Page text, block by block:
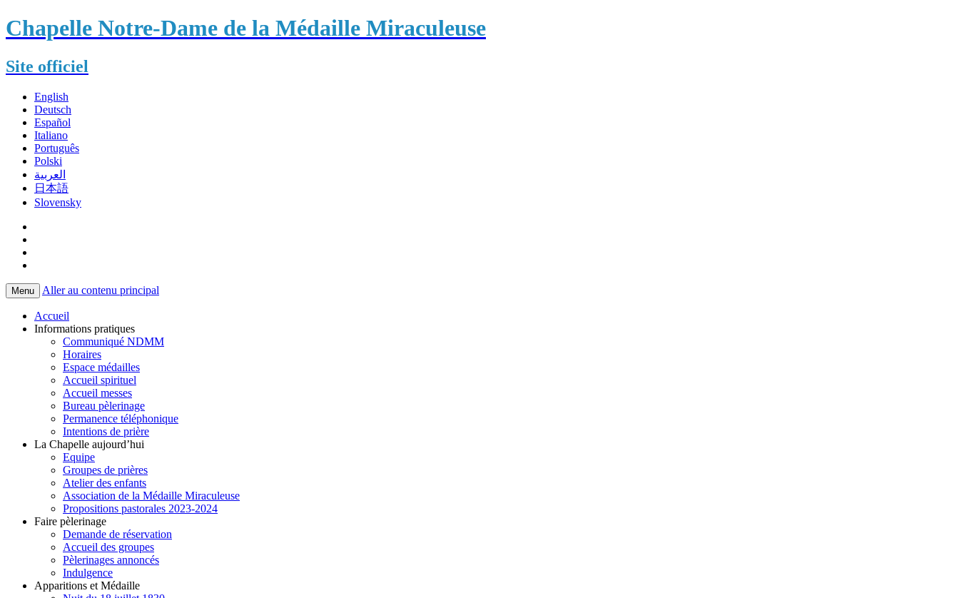
Chapelle Notre-Dame de la Médaille Miraculeuse
Site officiel
English
Deutsch
Español
Italiano
Português
Polski
العربية
日本語
Slovensky
Menu Aller au contenu principal
Accueil
Informations pratiques
Communiqué NDMM
Horaires
Espace médailles
Accueil spirituel
Accueil messes
Bureau pèlerinage
Permanence téléphonique
Intentions de prière
La Chapelle aujourd’hui
Equipe
Groupes de prières
Atelier des enfants
Association de la Médaille Miraculeuse
Propositions pastorales 2023-2024
Faire pèlerinage
Demande de réservation
Accueil des groupes
Pèlerinages annoncés
Indulgence
Apparitions et Médaille